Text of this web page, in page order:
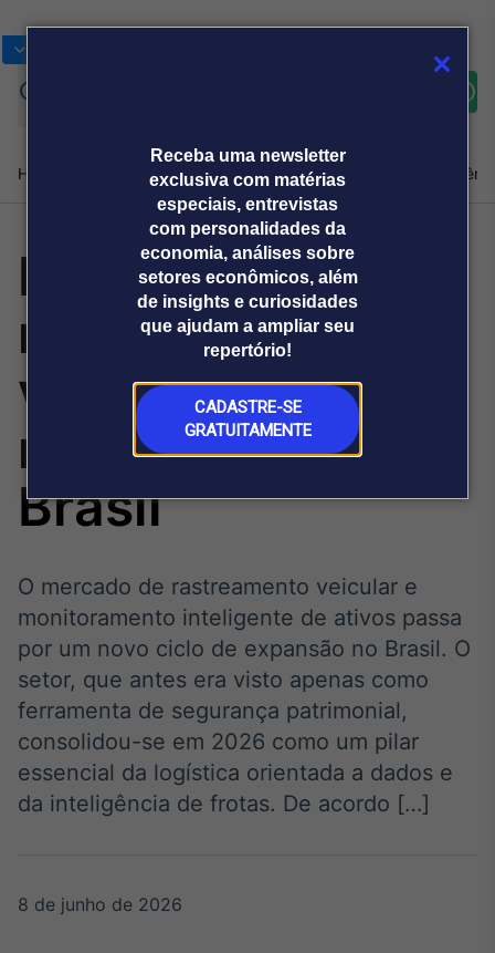
Receba uma newsletter
exclusiva com matérias
especiais, entrevistas
com personalidades da
economia, análises sobre
setores econômicos, além
de insights e curiosidades
que ajudam a ampliar seu
repertório!
CADASTRE-SE
GRATUITAMENTE
Home Produtos e soluçõesNotíciasBlogWeekend
Plataformas
Broadcast
Broadcast+
O mercado
financeiro em
tempo real
Broadcast
Broadcast
Político
Os bastidores da
política em tempo
Sobre nós Releases Broadcast
Prêmio Broadcast
Analistas
Prêmio Broadcast
Empresas
Agências de
comunicação
Releases
Mercado de
rastreamento
veicular vive
novo ciclo no
Brasil
O mercado de rastreamento veicular e
monitoramento inteligente de ativos passa
por um novo ciclo de expansão no Brasil. O
setor, que antes era visto apenas como
ferramenta de segurança patrimonial,
consolidou-se em 2026 como um pilar
essencial da logística orientada a dados e
da inteligência de frotas. De acordo […]
8 de junho de 2026